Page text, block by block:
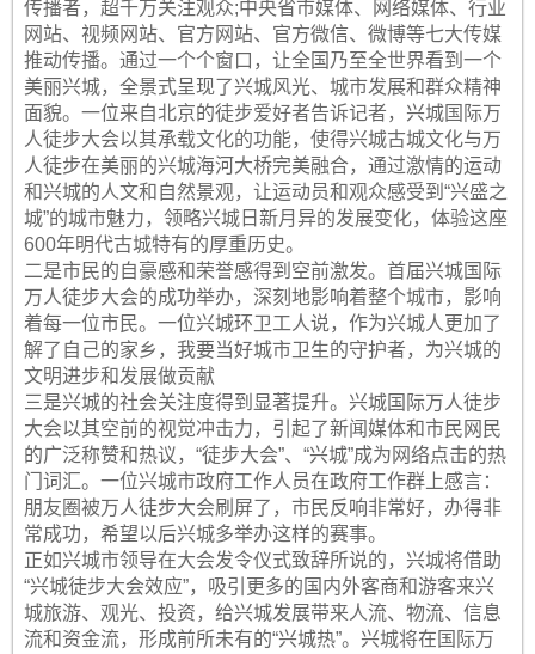
传播者，超千万关注观众;中央省市媒体、网络媒体、行业
网站、视频网站、官方网站、官方微信、微博等七大传媒
推动传播。通过一个个窗口，让全国乃至全世界看到一个
美丽兴城，全景式呈现了兴城风光、城市发展和群众精神
面貌。一位来自北京的徒步爱好者告诉记者，兴城国际万
人徒步大会以其承载文化的功能，使得兴城古城文化与万
人徒步在美丽的兴城海河大桥完美融合，通过激情的运动
和兴城的人文和自然景观，让运动员和观众感受到“兴盛之
城”的城市魅力，领略兴城日新月异的发展变化，体验这座
600年明代古城特有的厚重历史。
二是市民的自豪感和荣誉感得到空前激发。首届兴城国际
万人徒步大会的成功举办，深刻地影响着整个城市，影响
着每一位市民。一位兴城环卫工人说，作为兴城人更加了
解了自己的家乡，我要当好城市卫生的守护者，为兴城的
文明进步和发展做贡献
三是兴城的社会关注度得到显著提升。兴城国际万人徒步
大会以其空前的视觉冲击力，引起了新闻媒体和市民网民
的广泛称赞和热议，“徒步大会”、“兴城”成为网络点击的热
门词汇。一位兴城市政府工作人员在政府工作群上感言：
朋友圈被万人徒步大会刷屏了，市民反响非常好，办得非
常成功，希望以后兴城多举办这样的赛事。
正如兴城市领导在大会发令仪式致辞所说的，兴城将借助
“兴城徒步大会效应”，吸引更多的国内外客商和游客来兴
城旅游、观光、投资，给兴城发展带来人流、物流、信息
流和资金流，形成前所未有的“兴城热”。兴城将在国际万